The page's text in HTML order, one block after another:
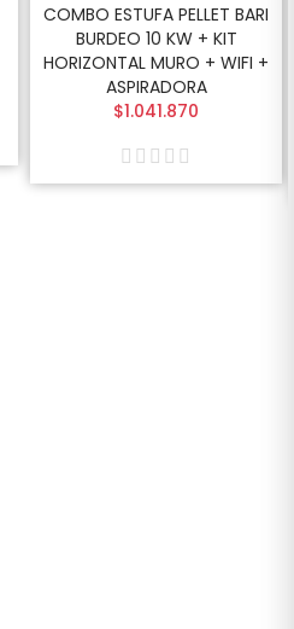
COMBO ESTUFA PELLET BARI
BURDEO 10 KW + KIT
HORIZONTAL MURO + WIFI +
ASPIRADORA
$1.041.870